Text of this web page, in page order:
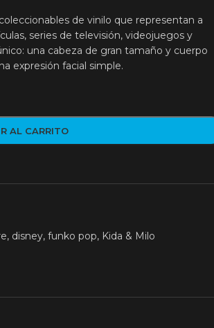
de vinilo que representan a
series de televisión, videojuegos y
una cabeza de gran tamaño y cuerpo
expresión facial simple.
AL CARRITO
, disney, funko pop, Kida & Milo